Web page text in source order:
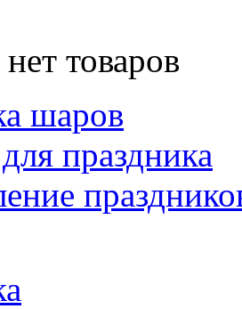
товаров
шаров
праздника